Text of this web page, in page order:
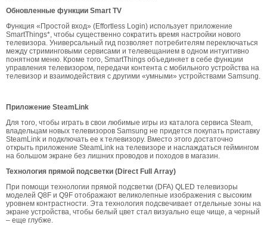
Обновленные функции Smart TV
Функция «Простой вход» (Effortless Login) использует приложение
SmartThings*, чтобы существенно сократить время настройки нового
телевизора. Универсальный гид позволяет потребителям переключаться
между стриминговыми сервисами и телевещанием в одном интуитивно
понятном меню. Кроме того, SmartThings объединяет в себе функции
управления телевизором, передачи контента с мобильного устройства на
телевизор и взаимодействия с другими «умными» устройствами Samsung.
Приложение SteamLink
Для того, чтобы играть в свои любимые игры из каталога сервиса Steam,
владельцам новых телевизоров Samsung не придется покупать приставку
SteamLink и подключать ее к телевизору. Вместо этого достаточно
открыть приложение SteamLink на телевизоре и наслаждаться геймингом
на большом экране без лишних проводов и походов в магазин.
Технология прямой подсветки (Direct Full Array)
При помощи технологии прямой подсветки (DFA) QLED телевизоры
моделей Q8F и Q9F отображают великолепные изображения с высоким
уровнем контрастности. Эта технология подсвечивает отдельные зоны на
экране устройства, чтобы белый цвет стал визуально еще чище, а черный
– еще глубже.